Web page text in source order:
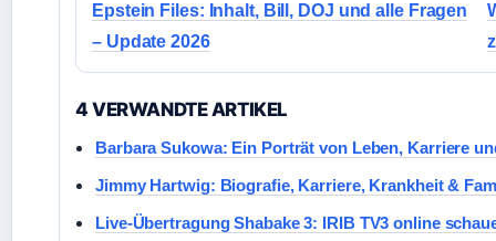
Epstein Files: Inhalt, Bill, DOJ und alle Fragen
– Update 2026
4 VERWANDTE ARTIKEL
Barbara Sukowa: Ein Porträt von Leben, Karriere
Jimmy Hartwig: Biografie, Karriere, Krankheit &
Live-Übertragung Shabake 3: IRIB TV3 online